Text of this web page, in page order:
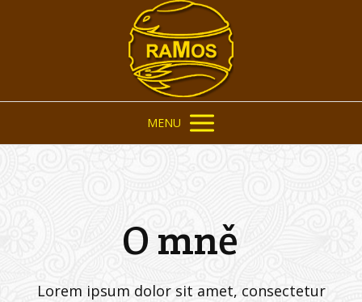
MENU
O mně
Lorem ipsum dolor sit amet, consectetur